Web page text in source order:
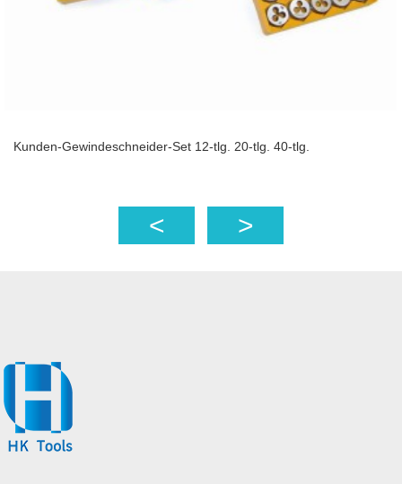
Kunden-Gewindeschneider-Set 12-tlg. 20-tlg. 40-tlg.